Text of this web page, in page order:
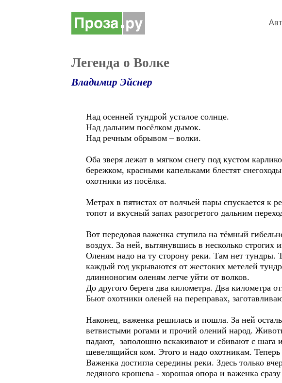
Легенда о Волке
Владимир Эйснер
Над осенней тундрой усталое солнце.
Над дальним посёлком дымок.
Над речным обрывом – волки.
Оба зверя лежат в мягком снегу под кустом
бережком, красными капельками блестят
охотники из посёлка.
Метрах в пятистах от волчьей пары спускается к
топот и вкусный запах разогретого дальним
Вот передовая важенка ступила на тёмный
воздух. За ней, вытянувшись в несколько строгих
Оленям надо на ту сторону реки. Там нет тундры.
каждый год укрываются от жестоких метелей
длинноногим оленям легче уйти от волков.
До другого берега два километра. Два километра
Бьют охотники оленей на переправах,
Наконец, важенка решилась и пошла. За ней
ветвистыми рогами и прочий олений народ.
падают, заполошно вскакивают и сбивают с шага
шевелящийся ком. Этого и надо охотникам. Теперь
Важенка достигла середины реки. Здесь только
ледяного крошева - хорошая опора и важенка сразу